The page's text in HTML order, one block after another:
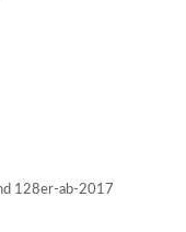
128er-ab-2017